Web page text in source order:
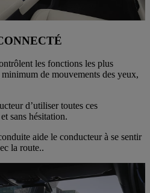
les fonctions les plus
de mouvements des yeux,
d’utiliser toutes ces
sans hésitation.
aide le conducteur à se sentir
la route..